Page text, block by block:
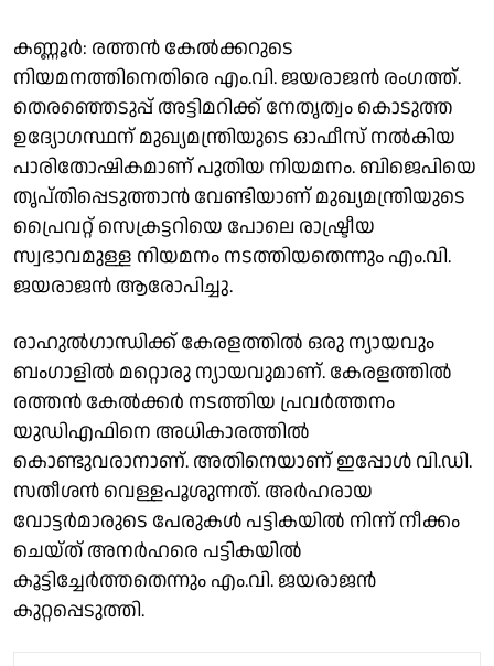
കണ്ണൂർ: രത്തൻ കേൽക്കറുടെ
നിയമനത്തിനെതിരെ എം.വി. ജയരാജൻ രംഗത്ത്.
തെരഞ്ഞെടുപ്പ് അട്ടിമറിക്ക് നേതൃത്വം കൊടുത്ത
ഉദ്യോഗസ്ഥന് മുഖ്യമന്ത്രിയുടെ ഓഫീസ് നൽകിയ
പാരിതോഷികമാണ് പുതിയ നിയമനം. ബിജെപിയെ
തൃപ്തിപ്പെടുത്താൻ വേണ്ടിയാണ് മുഖ്യമന്ത്രിയുടെ
പ്രൈവറ്റ് സെക്രട്ടറിയെ പോലെ രാഷ്ട്രീയ
സ്വഭാവമുള്ള നിയമനം നടത്തിയതെന്നും എം.വി.
ജയരാജൻ ആരോപിച്ചു.
രാഹുൽഗാന്ധിക്ക് കേരളത്തിൽ ഒരു ന്യായവും
ബംഗാളിൽ മറ്റൊരു ന്യായവുമാണ്. കേരളത്തിൽ
രത്തൻ കേൽക്കർ നടത്തിയ പ്രവർത്തനം
യുഡിഎഫിനെ അധികാരത്തിൽ
കൊണ്ടുവരാനാണ്. അതിനെയാണ് ഇപ്പോൾ വി.ഡി.
സതീശൻ വെള്ളപൂശുന്നത്. അർഹരായ
വോട്ടർമാരുടെ പേരുകൾ പട്ടികയിൽ നിന്ന് നീക്കം
ചെയ്ത് അനർഹരെ പട്ടികയിൽ
കൂട്ടിച്ചേർത്തതെന്നും എം.വി. ജയരാജൻ
കുറ്റപ്പെടുത്തി.